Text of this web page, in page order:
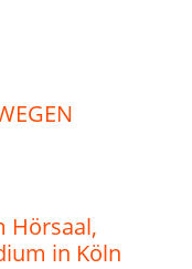
Hörsaal,
in Köln